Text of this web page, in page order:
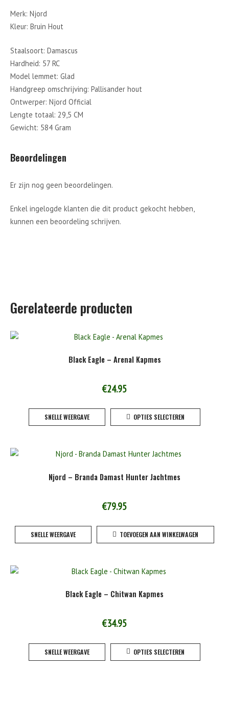
Merk: Njord
Kleur: Bruin Hout
Staalsoort: Damascus
Hardheid: 57 RC
Model lemmet: Glad
Handgreep omschrijving: Pallisander hout
Ontwerper: Njord Official
Lengte totaal: 29,5 CM
Gewicht: 584 Gram
Beoordelingen
Er zijn nog geen beoordelingen.
Enkel ingelogde klanten die dit product gekocht hebben,
kunnen een beoordeling schrijven.
Gerelateerde producten
Black Eagle – Arenal Kapmes
€24.95
SNELLE WEERGAVE OPTIES SELECTEREN
op
Njord – Branda Damast Hunter Jachtmes
€79.95
SNELLE WEERGAVE TOEVOEGEN AAN WINKELWAGEN
Black Eagle – Chitwan Kapmes
€34.95
SNELLE WEERGAVE OPTIES SELECTEREN